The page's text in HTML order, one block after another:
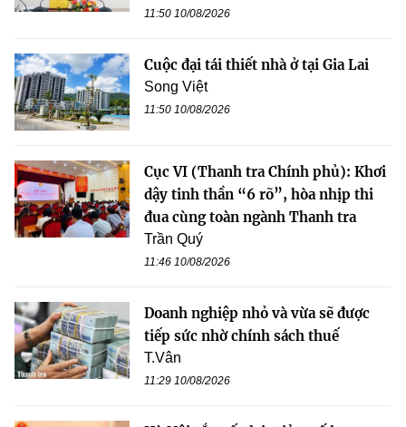
11:50 10/08/2026
Cuộc đại tái thiết nhà ở tại Gia Lai
Song Việt
11:50 10/08/2026
Cục VI (Thanh tra Chính phủ): Khơi
dậy tinh thần “6 rõ”, hòa nhịp thi
đua cùng toàn ngành Thanh tra
Trần Quý
11:46 10/08/2026
Doanh nghiệp nhỏ và vừa sẽ được
tiếp sức nhờ chính sách thuế
T.Vân
11:29 10/08/2026